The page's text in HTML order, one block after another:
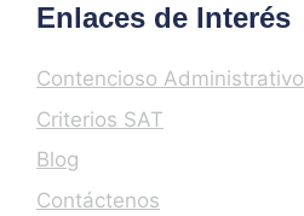
Enlaces de Interés
Contencioso Administrativo
Criterios SAT
Blog
Contáctenos